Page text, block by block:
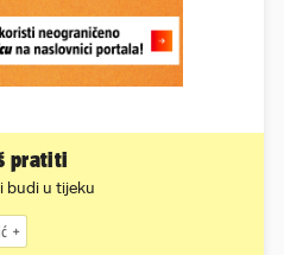
pratiti
budi u tijeku